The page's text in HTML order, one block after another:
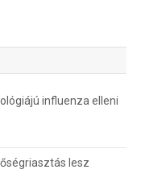
influenza elleni
lesz